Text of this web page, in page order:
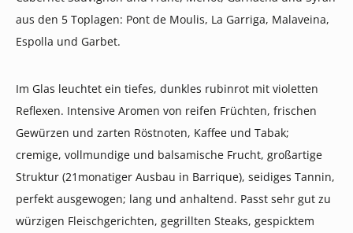
aus den 5 Toplagen: Pont de Moulis, La Garriga, Malaveina,
Espolla und Garbet.
Im Glas leuchtet ein tiefes, dunkles rubinrot mit violetten
Reflexen. Intensive Aromen von reifen Früchten, frischen
Gewürzen und zarten Röstnoten, Kaffee und Tabak;
cremige, vollmundige und balsamische Frucht, großartige
Struktur (21monatiger Ausbau in Barrique), seidiges Tannin,
perfekt ausgewogen; lang und anhaltend. Passt sehr gut zu
würzigen Fleischgerichten, gegrillten Steaks, gespicktem